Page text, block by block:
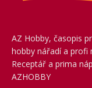
AZ Hobby, časopis
hobby nářadí a profi
Receptář a prima
AZHOBBY